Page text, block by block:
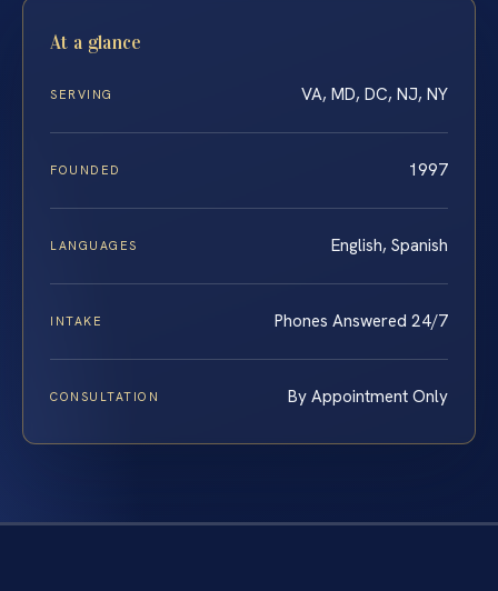
At a glance
SERVING VA, MD, DC, NJ, NY
FOUNDED 1997
LANGUAGES English, Spanish
INTAKE Phones Answered 24/7
CONSULTATION By Appointment Only